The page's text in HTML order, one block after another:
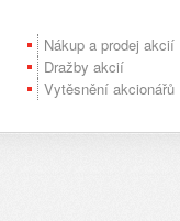
Nákup a prodej akcií
Dražby akcií
Vytěsnění akcionářů